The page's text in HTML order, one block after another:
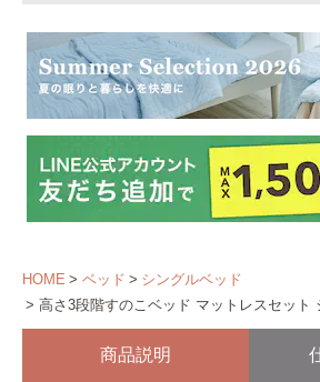
HOME ベッド
シングルベッド
高さ3段階すのこベッド マットレスセット
商品説明